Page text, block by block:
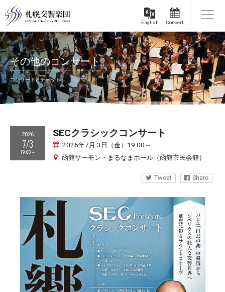
Concert
English
その他のコンサート
コンサートとチケット
2026
7/3
19:00～
SECクラシックコンサート
2026年7月 3日（金）19:00～
函館サーモン・まるなまホール（函館市民会館）
Tweet Share